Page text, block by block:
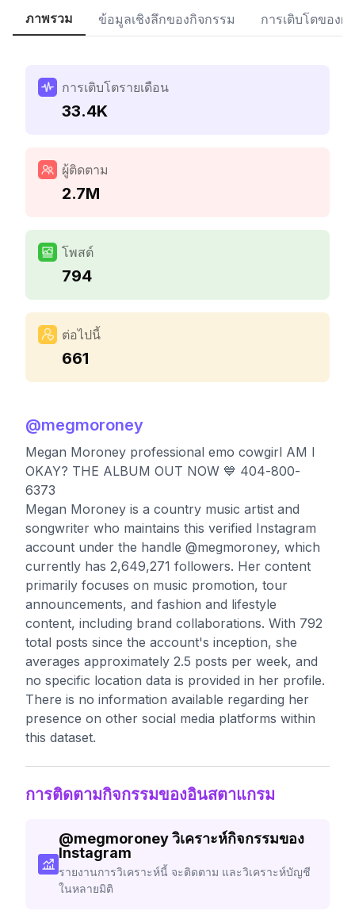
ภาพรวม ข้อมูลเชิงลึกของกิจกรรม การเติบโตของผู้
การเติบโตรายเดือน
33.4K
ผู้ติดตาม
2.7M
โพสต์
794
ต่อไปนี้
661
@megmoroney
Megan Moroney professional emo cowgirl AM I
OKAY? THE ALBUM OUT NOW 💙 404-800-
6373
Megan Moroney is a country music artist and
songwriter who maintains this verified Instagram
account under the handle @megmoroney, which
currently has 2,649,271 followers. Her content
primarily focuses on music promotion, tour
announcements, and fashion and lifestyle
content, including brand collaborations. With 792
total posts since the account's inception, she
averages approximately 2.5 posts per week, and
no specific location data is provided in her profile.
There is no information available regarding her
presence on other social media platforms within
this dataset.
การติดตามกิจกรรมของอินสตาแกรม
@megmoroney วิเคราะห์กิจกรรมของ
Instagram
รายงานการวิเคราะห์นี้ จะติดตาม และวิเคราะห์บัญชี
ในหลายมิติ